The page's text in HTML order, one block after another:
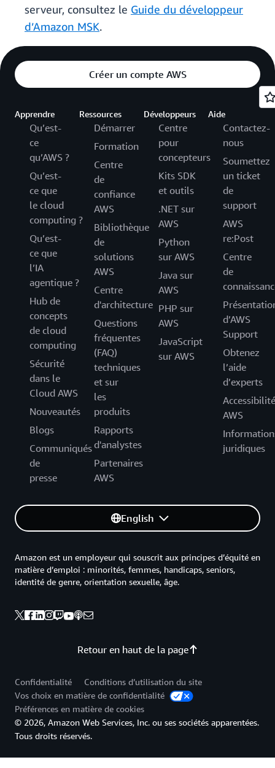
serveur, consultez le Guide du développeur
d’Amazon MSK.
Créer un compte AWS
Apprendre
Qu’est-
ce
qu’AWS ?
Qu’est-
ce que
le cloud
computing ?
Qu’est-
ce que
l’IA
agentique ?
Hub de
concepts
de cloud
computing
Sécurité
dans le
Cloud AWS
Nouveautés
Blogs
Communiqués
de
presse
Ressources
Démarrer
Formation
Centre
de
confiance
AWS
Bibliothèque
de
solutions
AWS
Centre
d'architecture
Questions
fréquentes
(FAQ)
techniques
et sur
les
produits
Rapports
d'analystes
Partenaires
AWS
Développeurs
Centre
pour
concepteurs
Kits SDK
et outils
.NET sur
AWS
Python
sur AWS
Java sur
AWS
PHP sur
AWS
JavaScript
sur AWS
Aide
Contactez-
nous
Soumettez
un ticket
de
support
AWS
re:Post
Centre
de
d’AWS
Support
Obtenez
l’aide
d’experts
Accessibilité
AWS
juridiques
English
Retour en haut de la page
Amazon est un employeur qui souscrit aux principes d’équité en
matière d’emploi : minorités, femmes, handicaps, seniors,
identité de genre, orientation sexuelle, âge.
Confidentialité
Conditions d’utilisation du site
Vos choix en matière de confidentialité
Préférences en matière de cookies
© 2026, Amazon Web Services, Inc. ou ses sociétés apparentées.
Tous droits réservés.